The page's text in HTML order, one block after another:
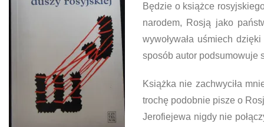
Będzie o książce
narodem, Rosją jako
wywoływała uśmiech
sposób autor podsumowuje
Książka nie zachwyciła
trochę podobnie pisze o
Jerofiejewa nigdy nie